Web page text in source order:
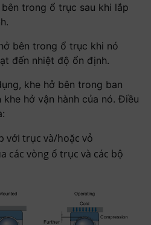
trong ổ trục sau khi lắp
bên trong ổ trục khi nó
đến nhiệt độ ổn định.
khe hở bên trong ban
hở vận hành của nó. Điều
với trục và/hoặc vỏ
các vòng ổ trục và các bộ